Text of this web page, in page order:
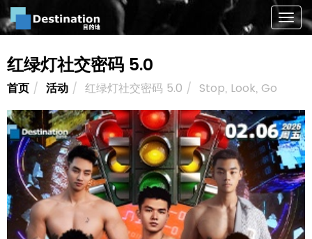
红绿灯社交密码 5.0
首页 活动 红绿灯社交密码 5.0 Stop, Look, Go